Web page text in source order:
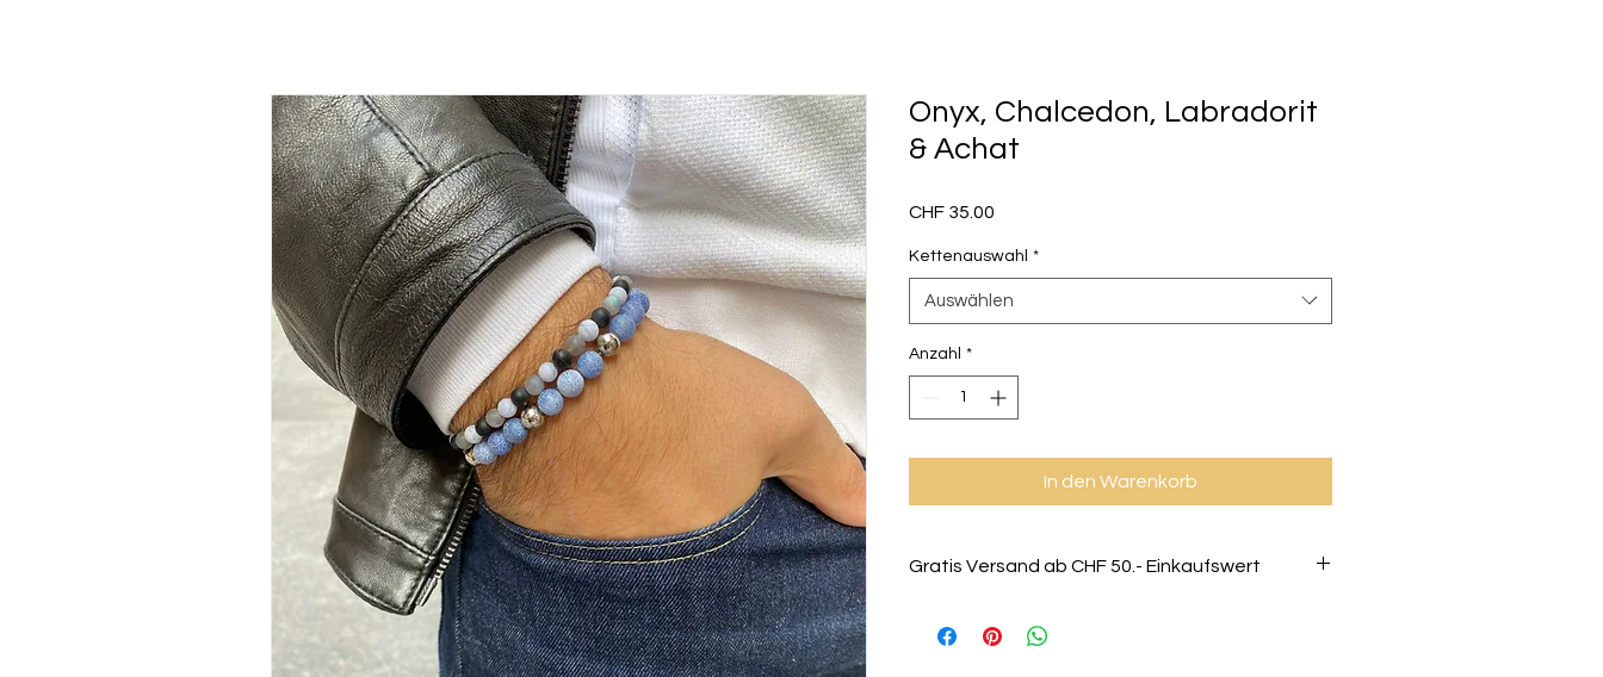
Onyx, Chalcedon, Labradorit
& Achat
CHF 35.00
Kettenauswahl *
Auswählen
Anzahl *
In den Warenkorb
Gratis Versand ab CHF 50.- Einkaufswert